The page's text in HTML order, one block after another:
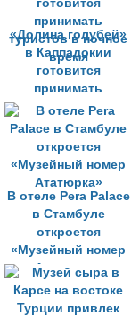
«Долина голубей»
в Каппадокии
готовится
принимать
туристов в ночное
время
В отеле Pera Palace
в Стамбуле
откроется
«Музейный номер
Ататюрка»